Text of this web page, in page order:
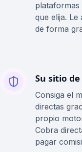
plataformas
que elija.
de forma
Su sitio
Consiga el
directas
propio
Cobra
pagar